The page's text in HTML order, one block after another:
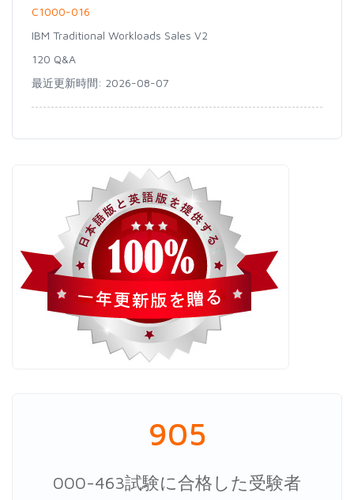
C1000-016
IBM Traditional Workloads Sales V2
120 Q&A
最近更新時間: 2026-08-07
905
000-463試験に合格した受験者